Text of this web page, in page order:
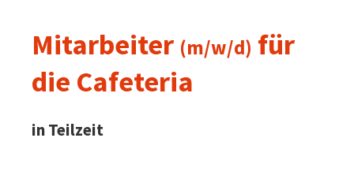
Mitarbeiter (m/w/d) für
die Cafeteria
in Teilzeit